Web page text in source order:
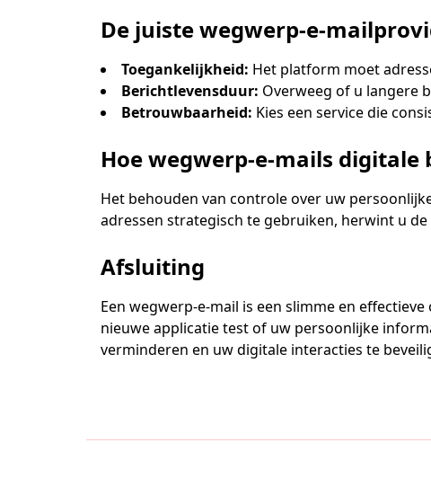
De juiste wegwerp-e-
Toegankelijkheid: Het platform moet
Berichtlevensduur: Overweeg of u langere
Betrouwbaarheid: Kies een service die
Hoe wegwerp-e-mails
Het behouden van controle over uw
adressen strategisch te gebruiken, herwint u
Afsluiting
Een wegwerp-e-mail is een slimme en
nieuwe applicatie test of uw persoonlijke
verminderen en uw digitale interacties te